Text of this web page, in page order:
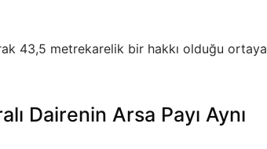
43,5 metrekarelik bir hakkı olduğu ortaya
Dairenin Arsa Payı Aynı